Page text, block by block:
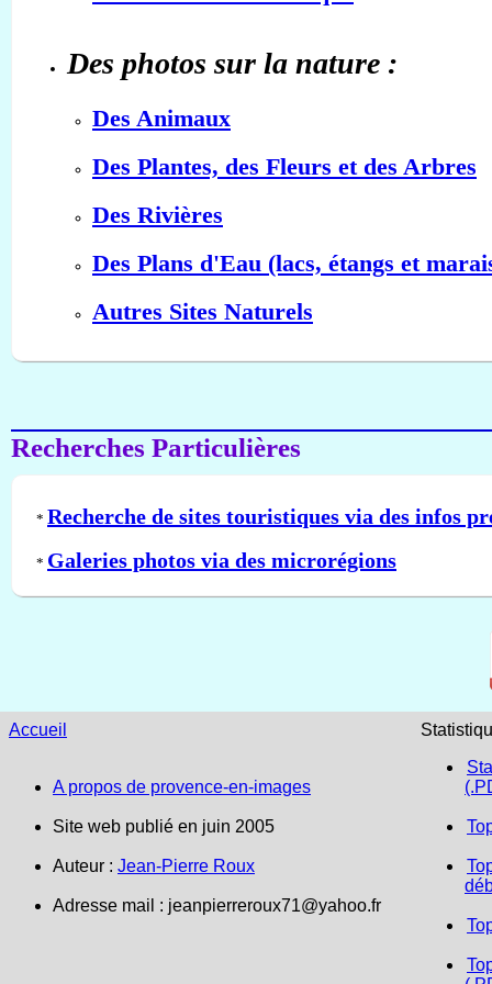
Des photos sur la nature :
Des Animaux
Des Plantes, des Fleurs et des Arbres
Des Rivières
Des Plans d'Eau (lacs, étangs et
Autres Sites Naturels
Recherches Particulières
* Recherche de sites touristiques via des infos
* Galeries photos via des microrégions
Accueil
A propos de provence-en-images
Site web publié en juin 2005
Auteur : Jean-Pierre Roux
Adresse mail : jeanpierreroux71@yahoo.fr